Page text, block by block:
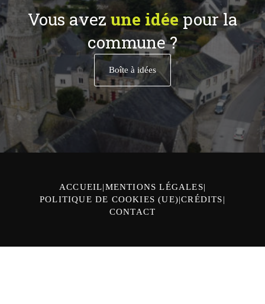
Vous avezune idéepour la
commune ?
Boîte à idées
ACCUEIL MENTIONS LÉGALES
POLITIQUE DE COOKIES (UE) CRÉDITS
CONTACT